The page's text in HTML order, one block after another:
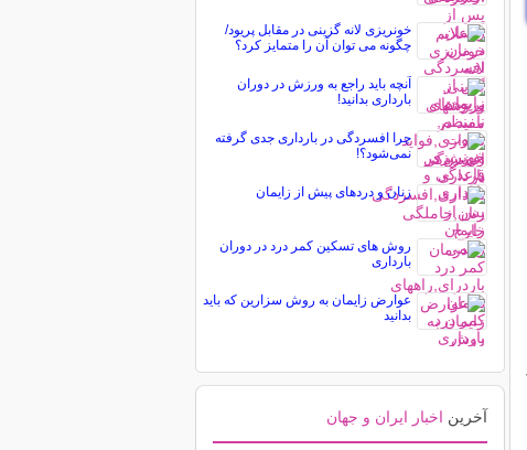
خونریزی لانه گزینی در مقابل پریود/
چگونه می توان آن را متمایز کرد؟
آنچه باید راجع به ورزش در دوران
بارداری بدانید!
چرا افسردگی در بارداری جدی گرفته
نمی‌شود؟!
زنان و دردهای پیش از زایمان
روش های تسکین کمر درد در دوران
بارداری
عوارض زایمان به روش سزارین که باید
بدانید
آخرین اخبار ایران و جهان